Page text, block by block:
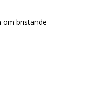
om bristande